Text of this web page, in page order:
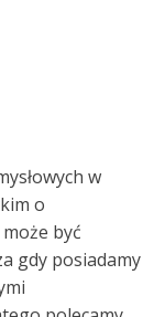
w
o
być
gdy posiadamy